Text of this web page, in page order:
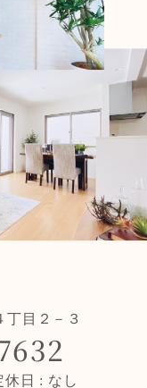
丁目２－３
日 : なし